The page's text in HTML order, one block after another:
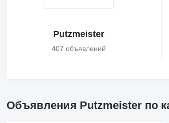
Putzmeister
407 объявлений
Объявления Putzmeister по